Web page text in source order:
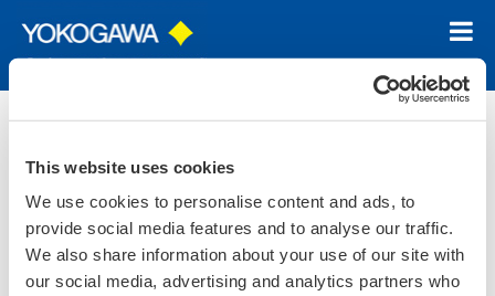
This website uses cookies
We use cookies to personalise content and ads, to
provide social media features and to analyse our traffic.
We also share information about your use of our site with
our social media, advertising and analytics partners who
ホーム ニュース＆イベント トピックス
2019
多摩地域障害者雇用企業ティーボール交
流大会にてEブロックで準優勝